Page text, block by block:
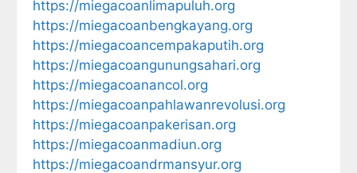
https://miegacoanlimapuluh.org
https://miegacoanbengkayang.org
https://miegacoancempakaputih.org
https://miegacoangunungsahari.org
https://miegacoanancol.org
https://miegacoanpahlawanrevolusi.org
https://miegacoanpakerisan.org
https://miegacoanmadiun.org
https://miegacoandrmansyur.org